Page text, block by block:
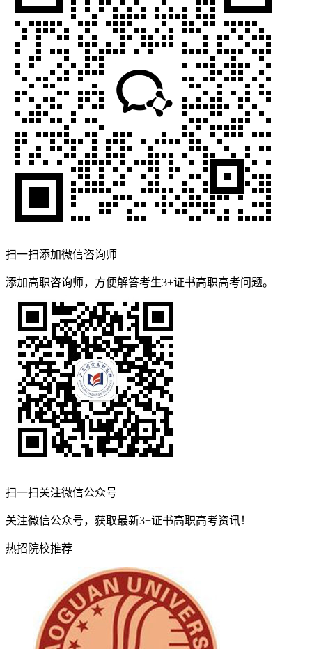
扫一扫添加微信咨询师
添加高职咨询师，方便解答考生3+证书高职高考问题。
扫一扫关注微信公众号
关注微信公众号，获取最新3+证书高职高考资讯！
热招院校推荐